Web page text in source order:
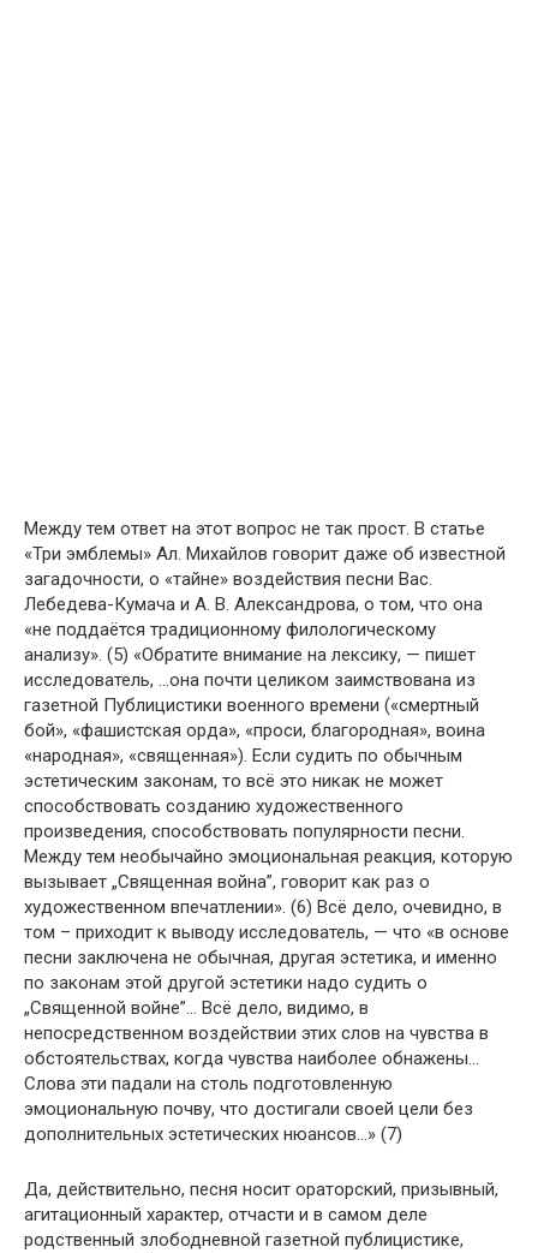
Между тем ответ на этот вопрос не так прост. В статье
«Три эмблемы» Ал. Михайлов говорит даже об известной
загадочности, о «тайне» воздействия песни Вас.
Лебедева-Кумача и А. В. Александрова, о том, что она
«не поддаётся традиционному филологическому
анализу». (5) «Обратите внимание на лексику, — пишет
исследователь, …она почти целиком заимствована из
газетной Публицистики военного времени («смертный
бой», «фашистская орда», «проси, благородная», воина
«народная», «священная»). Если судить по обычным
эстетическим законам, то всё это никак не может
способствовать созданию художественного
произведения, способствовать популярности песни.
Между тем необычайно эмоциональная реакция, которую
вызывает „Священная война”, говорит как раз о
художественном впечатлении». (6) Всё дело, очевидно, в
том – приходит к выводу исследователь, — что «в основе
песни заключена не обычная, другая эстетика, и именно
по законам этой другой эстетики надо судить о
„Священной войне”… Всё дело, видимо, в
непосредственном воздействии этих слов на чувства в
обстоятельствах, когда чувства наиболее обнажены…
Слова эти падали на столь подготовленную
эмоциональную почву, что достигали своей цели без
дополнительных эстетических нюансов…» (7)
Да, действительно, песня носит ораторский, призывный,
агитационный характер, отчасти и в самом деле
родственный злободневной газетной публицистике,